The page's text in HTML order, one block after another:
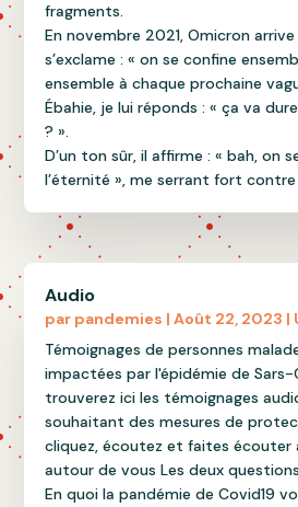
fragments.
En novembre 2021, Omicron
s’exclame : « on se confine
ensemble à chaque prochaine
Ébahie, je lui réponds : « ça va
? ».
D’un ton sûr, il affirme : « bah, on
l’éternité », me serrant fort contre
Audio
par pandemies |Août 22, 2023 |
Témoignages de personnes
impactées par l'épidémie de
trouverez ici les témoignages
souhaitant des mesures de
cliquez, écoutez et faites écouter
autour de vous Les deux
En quoi la pandémie de Covid19